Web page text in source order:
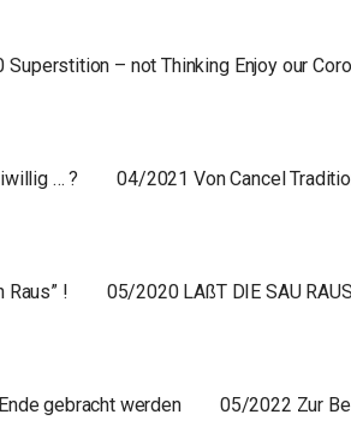
– not Thinking Enjoy our
… ? 04/2021 Von Cancel
Raus” ! 05/2020 LAßT DIE SAU RAUS
gebracht werden 05/2022 Zur